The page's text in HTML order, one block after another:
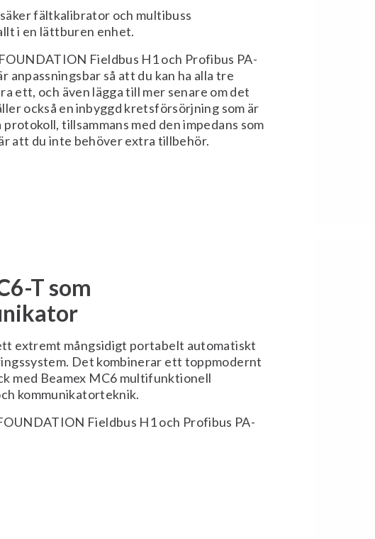
fältkalibrator och multibuss
i en lättburen enhet.
Fieldbus H1 och Profibus PA-
anpassningsbar så att du kan ha alla tre
ett, och även lägga till mer senare om det
också en inbyggd kretsförsörjning som är
protokoll, tillsammans med den impedans som
att du inte behöver extra tillbehör.
T som
extremt mångsidigt portabelt automatiskt
Det kombinerar ett toppmodernt
med Beamex MC6 multifunktionell
kommunikatorteknik.
Fieldbus H1 och Profibus PA-